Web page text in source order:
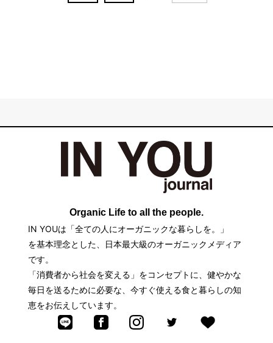
Organic Life to all the people.
IN YOUは「全ての人にオーガニックな暮らしを。」
を基本理念とした、日本最大級のオーガニックメディア
です。
「消費者から社会を変える」をコンセプトに、健やかな
毎日を送るために必要な、今すぐ使える食と暮らしの知
恵をお伝えしています。